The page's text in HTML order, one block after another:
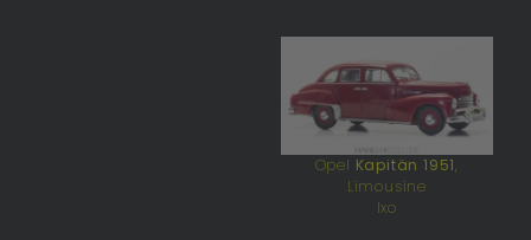
Opel Kapitän 1951,
Limousine
Ixo